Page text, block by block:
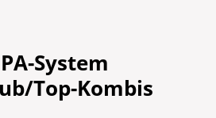
System
Top-Kombis